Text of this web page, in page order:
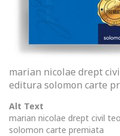
marian nicolae drept
editura solomon carte
Alt Text
marian nicolae drept civil
solomon carte premiata